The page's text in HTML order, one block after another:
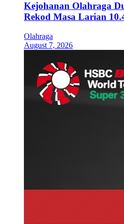
Kejohanan Olahraga
Rekod Masa Larian
Olahraga
August 7, 2026